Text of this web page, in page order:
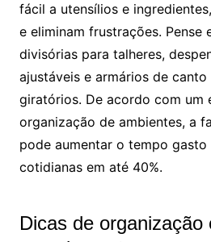
fácil a utensílios e
e eliminam frustrações. Pense
divisórias para talheres,
ajustáveis e armários de
giratórios. De acordo com um
organização de ambientes, a
pode aumentar o tempo gasto
cotidianas em até 40%.
Dicas de organização